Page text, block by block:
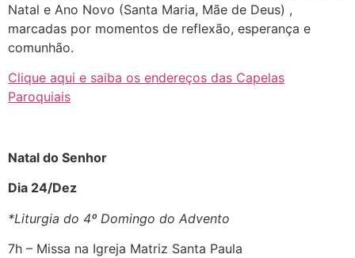
Natal e Ano Novo (Santa Maria, Mãe de Deus) ,
marcadas por momentos de reflexão, esperança e
comunhão.
Clique aqui e saiba os endereços das Capelas
Paroquiais
Natal do Senhor
Dia 24/Dez
*Liturgia do 4º Domingo do Advento
7h – Missa na Igreja Matriz Santa Paula